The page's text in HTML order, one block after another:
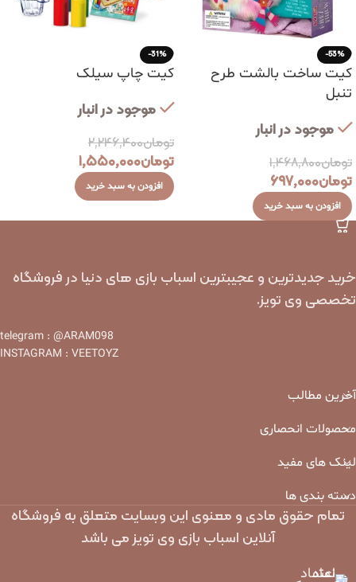
-53%
کیت ساخت بالشت طرح
تنبل
موجود در انبار
تومان۱,۴۶۸,۸۰۰
تومان۶۹۷,۰۰۰
افزودن به سبد خرید
-31%
کیت چاپ سیلک
موجود در انبار
تومان۲,۲۴۶,۴۰۰
تومان۱,۵۵۰,۰۰۰
افزودن به سبد خرید
خرید جدیدترین و عجیبترین اسباب بازی های دنیا در فروشگاه
تخصصی وی تویز.
telegram : @ARAM098
INSTAGRAM : VEETOYZ
آخرین مطالب
محصولات انحصاری
لینک های مفید
دسته بندی ها
تمام حقوق مادی و معنوی این وبسایت متعلق به فروشگاه
آنلاین اسباب بازی وی تویز می باشد